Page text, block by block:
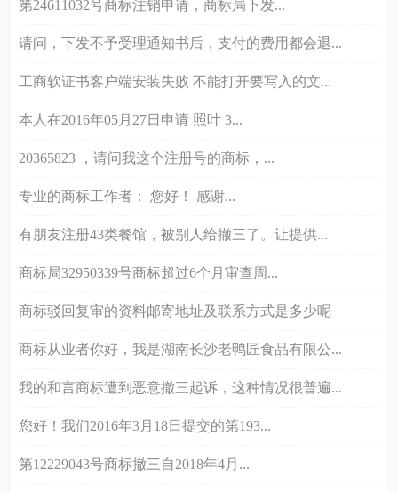
第24611032号商标注销申请，商标局下发...
请问，下发不予受理通知书后，支付的费用都会退...
工商软证书客户端安装失败 不能打开要写入的文...
本人在2016年05月27日申请 照叶 3...
20365823 ，请问我这个注册号的商标，...
专业的商标工作者： 您好！ 感谢...
有朋友注册43类餐馆，被别人给撤三了。让提供...
商标局32950339号商标超过6个月审查周...
商标驳回复审的资料邮寄地址及联系方式是多少呢
商标从业者你好，我是湖南长沙老鸭匠食品有限公...
我的和言商标遭到恶意撤三起诉，这种情况很普遍...
您好！我们2016年3月18日提交的第193...
第12229043号商标撤三自2018年4月...